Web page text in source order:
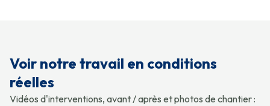
Voir notre travail en conditions
réelles
Vidéos d'interventions, avant / après et photos de chantier :